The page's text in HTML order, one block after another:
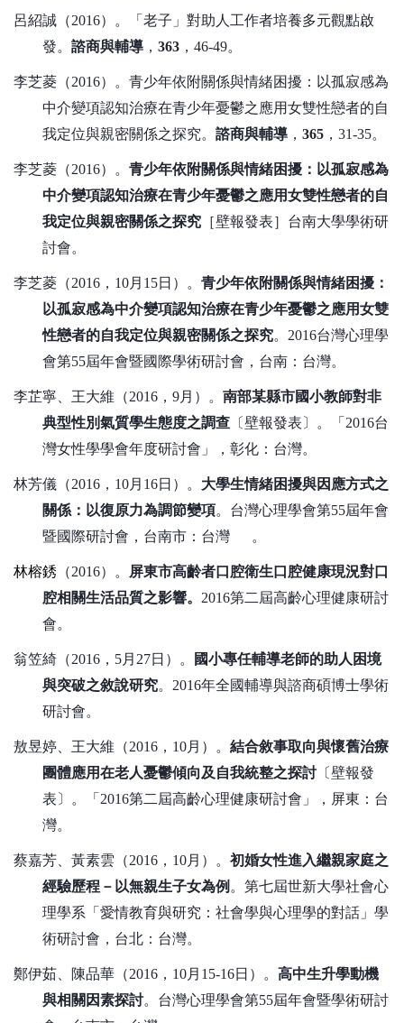
呂紹誠（2016）。「老子」對助人工作者培養多元觀點啟
發。 諮商與輔導 ， 363 ， 46-49。
李芝菱（2016）。青少年依附關係與情緒困擾：以孤寂感為
中介變項認知治療在青少年憂鬱之應用女雙性戀者的自
我定位與親密關係之探究。 諮商與輔導 ， 365 ， 31-35。
李芝菱（2016）。 青少年依附關係與情緒困擾：以孤寂感為
中介變項認知治療在青少年憂鬱之應用女雙性戀者的自
我定位與親密關係之探究 ［壁報發表］台南大學學術研
討會。
李芝菱（2016 ， 10月 15日）。 青少年依附關係與情緒困擾：
以孤寂感為中介變項認知治療在青少年憂鬱之應用女雙
性戀者的自我定位與親密關係之探究。 2016台灣心理學
會第55屆年會暨國際學術研討會，台南：台灣。
李芷寧、王大維（2016 ， 9月）。 南部某縣市國小教師對非
典型性別氣質學生態度之調查 〔壁報發表〕。「 2016台
灣女性學學會年度研討會」，彰化：台灣。
林芳儀（2016 ， 10月 16日）。 大學生情緒困擾與因應方式之
關係：以復原力為調節變項。台灣心理學會第55屆年會
暨國際研討會，台南市：台灣 。
林榕銹 （2016）。
屏東市高齡者口腔衛生口腔健康現況對口
腔相關生活品質之影響。 2016第二屆高齡心理健康研討
會。
翁笠綺（2016 ， 5月 27日）。
國小專任輔導老師的助人困境
與突破之敘說研究。 2016年全國輔導與諮商碩博士學術
研討會。
敖昱婷、王大維（2016 ， 10月）。 結合敘事取向與懷舊治療
團體應用在老人憂鬱傾向及自我統整之探討〔壁報發
表〕。「 2016第二屆高齡心理健康研討會」，屏東：台
灣。
蔡嘉芳、黃素雲（2016 ， 10月）。 初婚女性進入繼親家庭之
經驗歷程－以無親生子女為例 。第七屆世新大學社會心
理學系「愛情教育與研究：社會學與心理學的對話」學
術研討會，台北：台灣。
鄭伊茹、陳品華（2016 ， 10月 15-16日）。 高中生升學動機
與相關因素探討。台灣心理學會第55屆年會暨學術研討